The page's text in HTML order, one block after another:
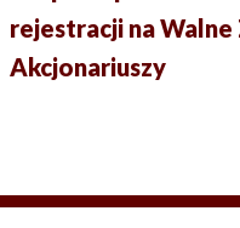
rejestracji na
Akcjonariuszy